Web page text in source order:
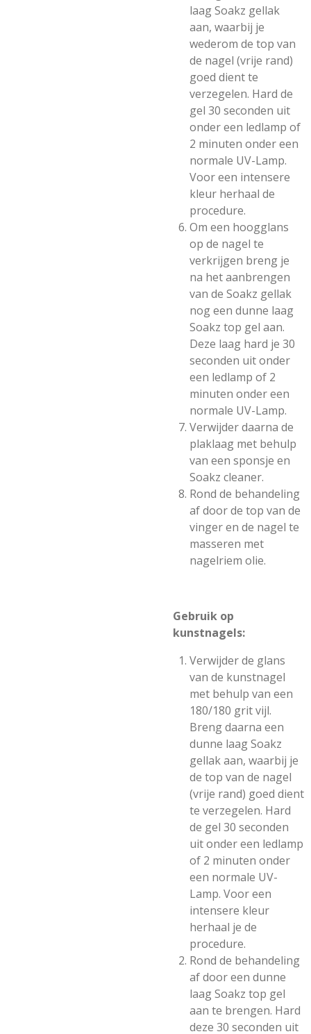
laag Soakz gellak
aan, waarbij je
wederom de top van
de nagel (vrije rand)
goed dient te
verzegelen. Hard de
gel 30 seconden uit
onder een ledlamp of
2 minuten onder een
normale UV-Lamp.
Voor een intensere
kleur herhaal de
procedure.
Om een hoogglans
op de nagel te
verkrijgen breng je
na het aanbrengen
van de Soakz gellak
nog een dunne laag
Soakz top gel aan.
Deze laag hard je 30
seconden uit onder
een ledlamp of 2
minuten onder een
normale UV-Lamp.
Verwijder daarna de
plaklaag met behulp
van een sponsje en
Soakz cleaner.
Rond de behandeling
af door de top van de
vinger en de nagel te
masseren met
nagelriem olie.
Gebruik op
kunstnagels:
Verwijder de glans
van de kunstnagel
met behulp van een
180/180 grit vijl.
Breng daarna een
dunne laag Soakz
gellak aan, waarbij je
de top van de nagel
(vrije rand) goed dient
te verzegelen. Hard
de gel 30 seconden
uit onder een ledlamp
of 2 minuten onder
een normale UV-
Lamp. Voor een
intensere kleur
herhaal je de
procedure.
Rond de behandeling
af door een dunne
laag Soakz top gel
aan te brengen. Hard
deze 30 seconden uit